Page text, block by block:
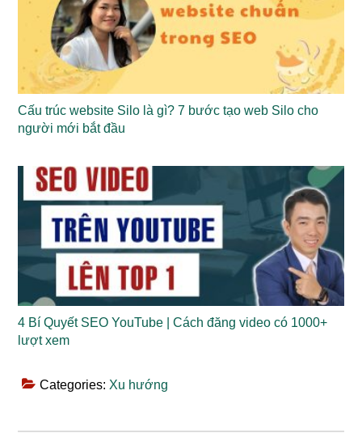
Cấu trúc website Silo là gì? 7 bước tạo web Silo cho
người mới bắt đầu
4 Bí Quyết SEO YouTube | Cách đăng video có 1000+
lượt xem
Categories: Xu hướng